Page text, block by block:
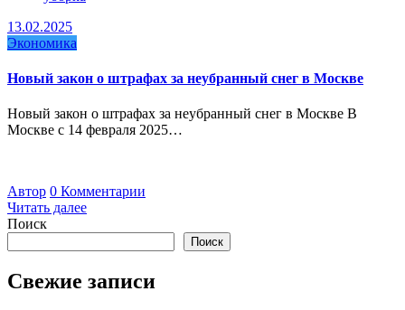
13.02.2025
Экономика
Новый закон о штрафах за неубранный снег в Москве
Новый закон о штрафах за неубранный снег в Москве В
Москве с 14 февраля 2025…
Автор 0 Комментарии
Читать далее
Поиск
Поиск
Свежие записи